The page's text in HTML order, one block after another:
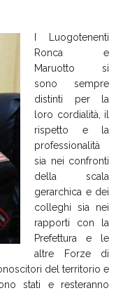
I Luogotenenti
Ronca e
Maruotto si
sono sempre
distinti per la
loro cordialità, il
rispetto e la
professionalità
sia nei confronti
della scala
gerarchica e dei
colleghi sia nei
rapporti con la
Prefettura e le
altre Forze di
del territorio e
stati e resteranno